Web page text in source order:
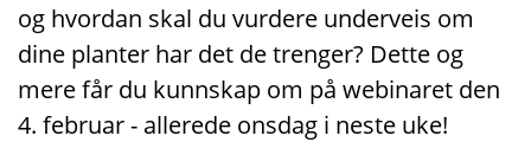
og hvordan skal du vurdere underveis om
dine planter har det de trenger? Dette og
mere får du kunnskap om på webinaret den
4. februar - allerede onsdag i neste uke!